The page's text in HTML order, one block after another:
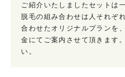
ご紹介いたしましたセットは
脱毛の組み合わせは人それぞ
合わせたオリジナルプランを
金にてご案内させて頂きます
い。